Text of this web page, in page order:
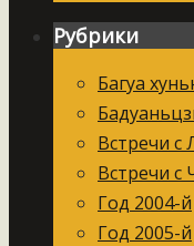
Рубрики
Багуа
Встречи с
Встречи с
Год 2004-й
Год 2005-й